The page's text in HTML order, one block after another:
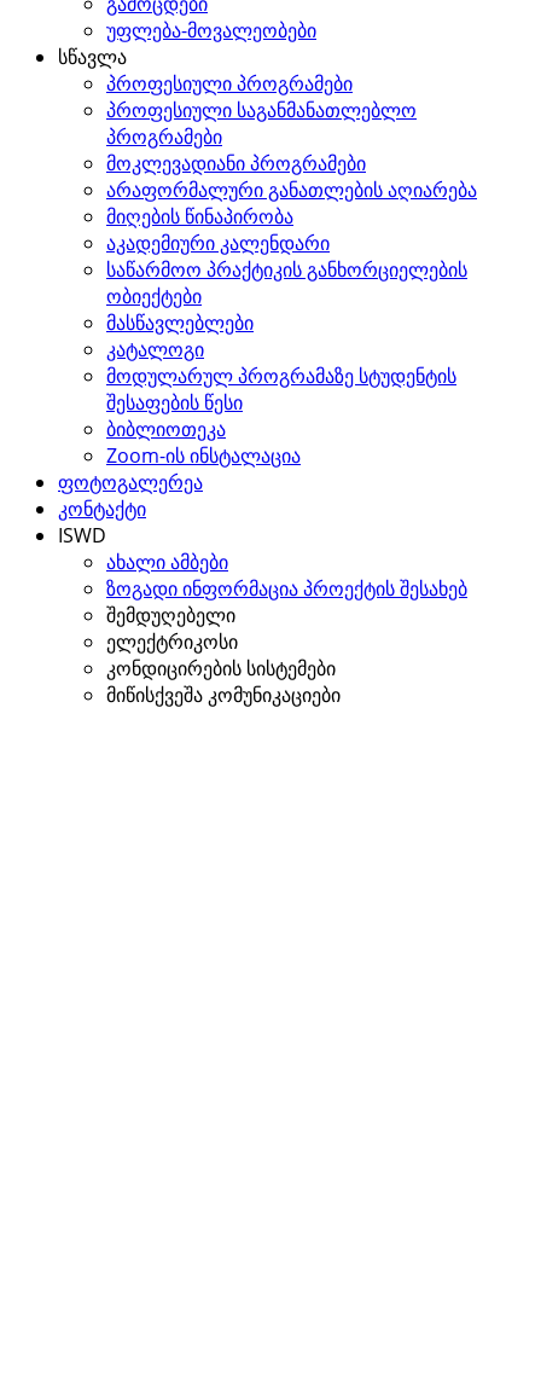
უფლება-მოვალეობები
სწავლა
პროფესიული პროგრამები
პროფესიული საგანმანათლებლო
პროგრამები
მოკლევადიანი პროგრამები
არაფორმალური განათლების აღიარება
მიღების წინაპირობა
აკადემიური კალენდარი
საწარმოო პრაქტიკის განხორციელების
ობიექტები
მასწავლებლები
კატალოგი
მოდულარულ პროგრამაზე სტუდენტის
შესაფების წესი
ბიბლიოთეკა
Zoom-ის ინსტალაცია
ფოტოგალერეა
კონტაქტი
ISWD
ახალი ამბები
ზოგადი ინფორმაცია პროექტის შესახებ
შემდუღებელი
ელექტრიკოსი
კონდიცირების სისტემები
მიწისქვეშა კომუნიკაციები